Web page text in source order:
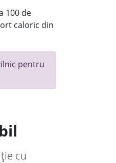
100 de
caloric din
pentru
cu